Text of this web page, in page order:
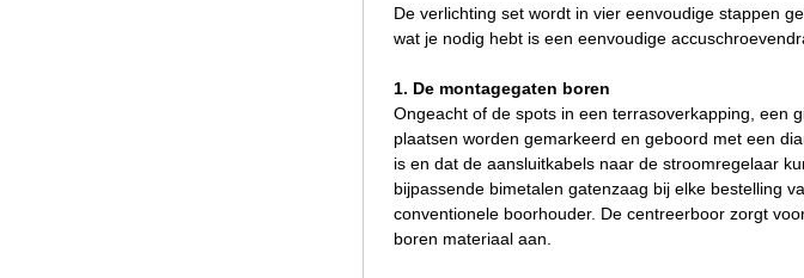
De verlichting set wordt in vier eenvoudige stappen
wat je nodig hebt is een eenvoudige
1. De montagegaten boren
Ongeacht of de spots in een terrasoverkapping, een
plaatsen worden gemarkeerd en geboord met een
is en dat de aansluitkabels naar de stroomregelaar
bijpassende bimetalen gatenzaag bij elke bestelling
conventionele boorhouder. De centreerboor zorgt
boren materiaal aan.